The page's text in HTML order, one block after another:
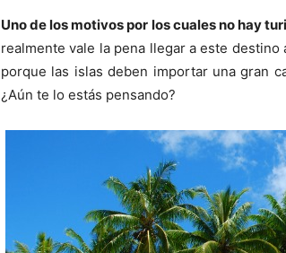
Uno de los motivos por los cuales no hay
realmente vale la pena llegar a este
porque las islas deben importar una gran
¿Aún te lo estás pensando?